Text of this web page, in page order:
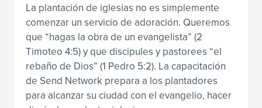
La plantación de iglesias no es simplemente
comenzar un servicio de adoración. Queremos
que “hagas la obra de un evangelista” (2
Timoteo 4:5) y que discipules y pastorees “el
rebaño de Dios” (1 Pedro 5:2). La capacitación
de Send Network prepara a los plantadores
para alcanzar su ciudad con el evangelio, hacer